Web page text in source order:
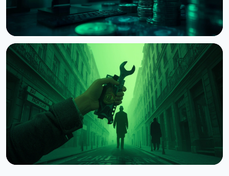
НОВОСТЬ
Суд США разрешил Bybit искать следы 1,5 млрд
долларов после взлома КНДР
8 августа 2026 г. 4 мин чтения